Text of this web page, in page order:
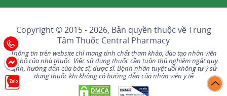
Copyright © 2015 - 2026, Bản quyền thuộc vềTrung
Tâm Thuốc Central Pharmacy
Thông tin trên website chỉ mang tính chất tham khảo, đào tạo nhân viên
nội bộ của nhà thuốc. Việc sử dụng thuốc cần tuân thủ nghiêm ngặt quy
định, hướng dẫn của bác sĩ, dược sĩ. Bệnh nhân tuyệt đối không tự ý sử
dụng thuốc khi không có hướng dẫn của nhân viên y tế